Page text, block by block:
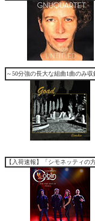
～50分強の長大な組曲1曲のみ
【入荷速報】「シモネッティ